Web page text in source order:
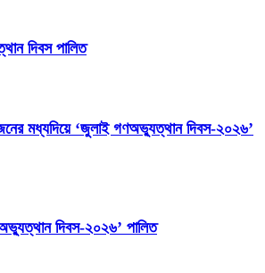
দিবস পালিত
মধ্যদিয়ে ‘জুলাই গণঅভ্যুত্থান দিবস-২০২৬’
দিবস-২০২৬’ পালিত